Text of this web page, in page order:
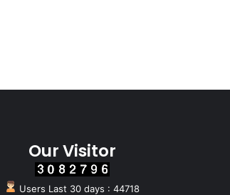
Our Visitor
Users Last 30 days : 44718